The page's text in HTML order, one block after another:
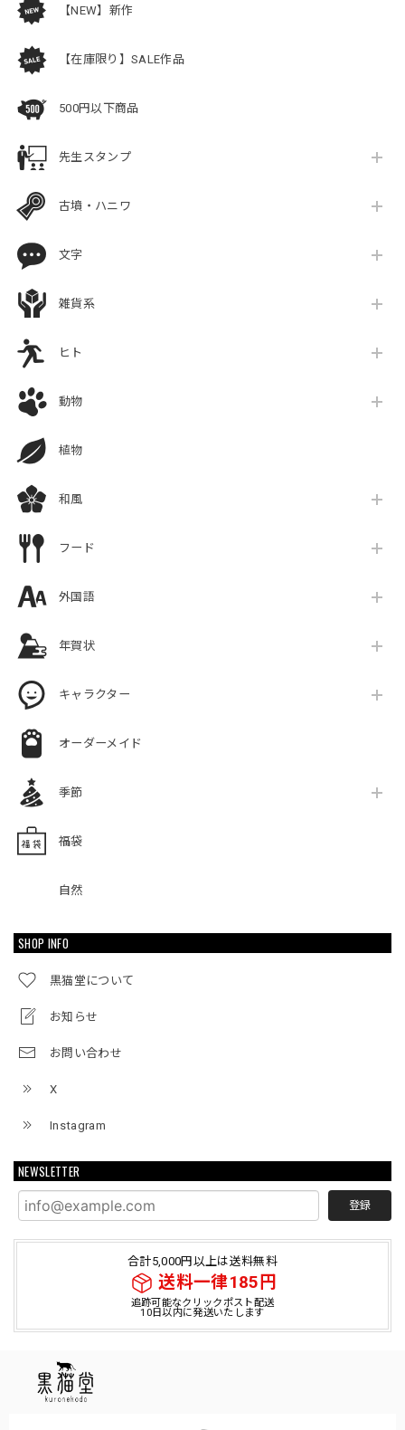
【NEW】新作
【在庫限り】SALE作品
500円以下商品
先生スタンプ
古墳・ハニワ
文字
雑貨系
ヒト
動物
植物
和風
フード
外国語
年賀状
キャラクター
オーダーメイド
季節
福袋
自然
SHOP INFO
黒猫堂について
お知らせ
お問い合わせ
X
Instagram
NEWSLETTER
登録
合計5,000円以上は送料無料
送料一律185円
追跡可能なクリックポスト配送
10日以内に発送いたします